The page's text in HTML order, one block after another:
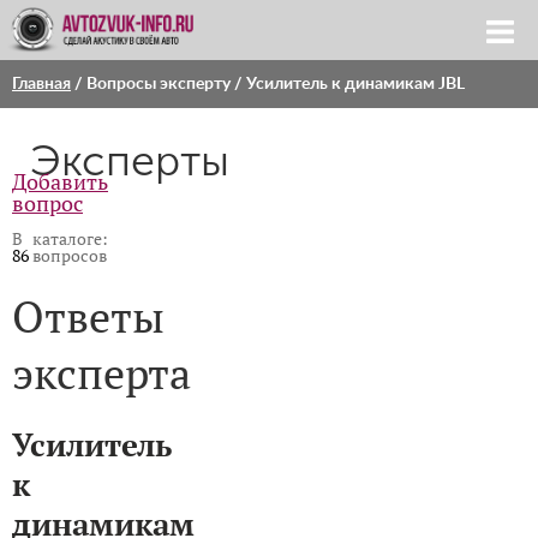
Главная / Вопросы эксперту / Усилитель к динамикам JBL
Эксперты
Добавить
вопрос
В каталоге:
86вопросов
Ответы
эксперта
Усилитель
к
динамикам